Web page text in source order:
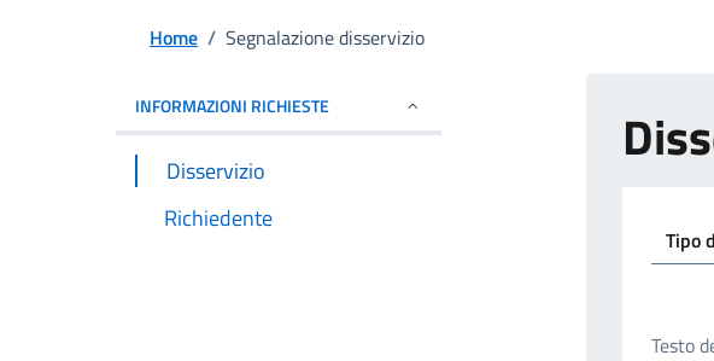
Home / Segnalazione disservizio
INFORMAZIONI RICHIESTE
Disservizio
Richiedente
Testo